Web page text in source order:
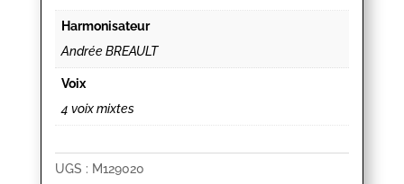
Harmonisateur
Andrée BREAULT
Voix
4 voix mixtes
UGS : M129020